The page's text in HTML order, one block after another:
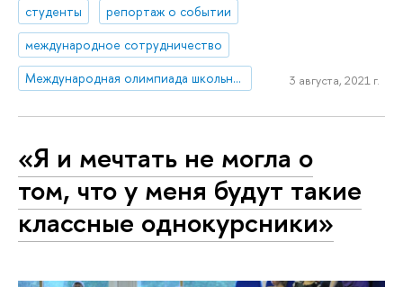
студенты
репортаж о событии
международное сотрудничество
Международная олимпиада школьников по экономике
3 августа, 2021 г.
«Я и мечтать не могла о
том, что у меня будут такие
классные однокурсники»